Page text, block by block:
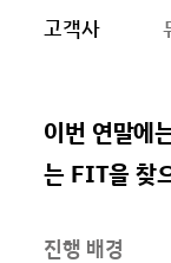
고객사
이번 연말에
는 FIT을 찾
진행 배경